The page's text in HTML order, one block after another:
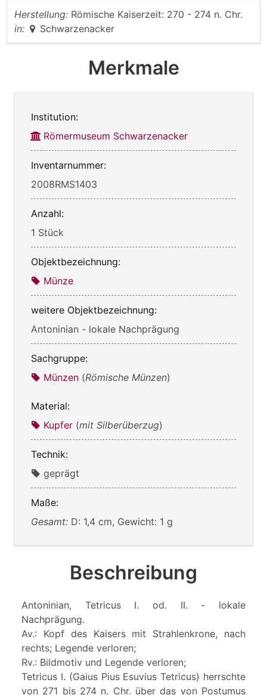
Herstellung: Römische Kaiserzeit: 270 - 274 n. Chr.
in:
Schwarzenacker
Merkmale
Institution:
Römermuseum Schwarzenacker
Inventarnummer:
2008RMS1403
Anzahl:
1 Stück
Objektbezeichnung:
Münze
weitere Objektbezeichnung:
Antoninian - lokale Nachprägung
Sachgruppe:
Münzen (Römische Münzen)
Material:
Kupfer (mit Silberüberzug)
Technik:
geprägt
Maße:
Gesamt: D: 1,4 cm, Gewicht: 1 g
Beschreibung
Antoninian, Tetricus I. od. II. - lokale
Nachprägung.
Av.: Kopf des Kaisers mit Strahlenkrone, nach
rechts; Legende verloren;
Rv.: Bildmotiv und Legende verloren;
Tetricus I. (Gaius Pius Esuvius Tetricus) herrschte
von 271 bis 274 n. Chr. über das von Postumus